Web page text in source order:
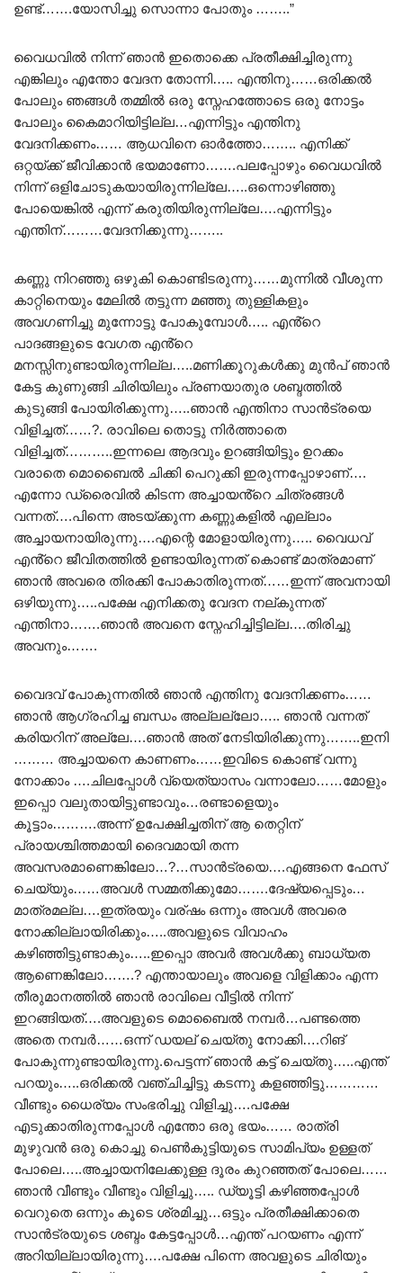
ഉണ്ട്…….യോസിച്ചു സൊന്നാ പോതും ……..”
വൈധവിൽ നിന്ന് ഞാൻ ഇതൊക്കെ പ്രതീക്ഷിച്ചിരുന്നു
എങ്കിലും എന്തോ വേദന തോന്നി….. എന്തിനു……ഒരിക്കൽ
പോലും ഞങ്ങൾ തമ്മിൽ ഒരു സ്നേഹത്തോടെ ഒരു നോട്ടം
പോലും കൈമാറിയിട്ടില്ല…എന്നിട്ടും എന്തിനു
വേദനിക്കണം…… ആധവിനെ ഓർത്തോ…….. എനിക്ക്
ഒറ്റയ്ക്ക് ജീവിക്കാൻ ഭയമാണോ…….പലപ്പോഴും വൈധവിൽ
നിന്ന് ഒളിചോടുകയായിരുന്നില്ലേ…..ഒന്നൊഴിഞ്ഞു
പോയെങ്കിൽ എന്ന് കരുതിയിരുന്നില്ലേ….എന്നിട്ടും
എന്തിന്………വേദനിക്കുന്നു……..
കണ്ണു നിറഞ്ഞു ഒഴുകി കൊണ്ടിടരുന്നു……മുന്നിൽ വീശുന്ന
കാറ്റിനെയും മേലിൽ തട്ടുന്ന മഞ്ഞു തുള്ളികളും
അവഗണിച്ചു മുന്നോട്ടു പോകുമ്പോൾ….. എൻ്റെ
പാദങ്ങളുടെ വേഗത എൻ്റെ
മനസ്സിനുണ്ടായിരുന്നില്ല…..മണിക്കൂറുകൾക്കു മുൻപ് ഞാൻ
കേട്ട കുണുങ്ങി ചിരിയിലും പ്രണയാതുര ശബ്ദത്തിൽ
കുടുങ്ങി പോയിരിക്കുന്നു…..ഞാൻ എന്തിനാ സാൻട്രയെ
വിളിച്ചത്……?. രാവിലെ തൊട്ടു നിർത്താതെ
വിളിച്ചത്………..ഇന്നലെ ആദവും ഉറങ്ങിയിട്ടും ഉറക്കം
വരാതെ മൊബൈൽ ചിക്കി പെറുക്കി ഇരുന്നപ്പോഴാണ്….
എന്നോ ഡ്രൈവിൽ കിടന്ന അച്ചായൻ്റെ ചിത്രങ്ങൾ
വന്നത്….പിന്നെ അടയ്ക്കുന്ന കണ്ണുകളിൽ എല്ലാം
അച്ചായനായിരുന്നു….എന്റെ മോളായിരുന്നു….. വൈധവ്
എൻ്റെ ജീവിതത്തിൽ ഉണ്ടായിരുന്നത് കൊണ്ട് മാത്രമാണ്
ഞാൻ അവരെ തിരക്കി പോകാതിരുന്നത്……ഇന്ന് അവനായി
ഒഴിയുന്നു…..പക്ഷേ എനിക്കതു വേദന നല്കുന്നത്
എന്തിനാ…….ഞാൻ അവനെ സ്നേഹിച്ചിട്ടില്ല….തിരിച്ചു
അവനും…….
വൈദവ് പോകുന്നതിൽ ഞാൻ എന്തിനു വേദനിക്കണം……
ഞാൻ ആഗ്രഹിച്ച ബന്ധം അല്ലല്ലോ….. ഞാൻ വന്നത്
കരിയറിന് അല്ലേ….ഞാൻ അത് നേടിയിരിക്കുന്നു……..ഇനി
……… അച്ചായനെ കാണണം……ഇവിടെ കൊണ്ട് വന്നു
നോക്കാം ….ചിലപ്പോൾ വ്യെത്യാസം വന്നാലോ……മോളും
ഇപ്പൊ വലുതായിട്ടുണ്ടാവും…രണ്ടാളെയും
കൂട്ടാം……….അന്ന് ഉപേക്ഷിച്ചതിന് ആ തെറ്റിന്
പ്രായശ്ചിത്തമായി ദൈവമായി തന്ന
അവസരമാണെങ്കിലോ…?…സാൻട്രയെ….എങ്ങനെ ഫേസ്
ചെയ്യും……അവൾ സമ്മതിക്കുമോ…….ദേഷ്യപ്പെടും…
മാത്രമല്ല….ഇത്രയും വര്ഷം ഒന്നും അവൾ അവരെ
നോക്കില്ലായിരിക്കും…..അവളുടെ വിവാഹം
കഴിഞ്ഞിട്ടുണ്ടാകും…..ഇപ്പൊ അവർ അവൾക്കു ബാധ്യത
ആണെങ്കിലോ…….? എന്തായാലും അവളെ വിളിക്കാം എന്ന
തീരുമാനത്തിൽ ഞാൻ രാവിലെ വീട്ടിൽ നിന്ന്
ഇറങ്ങിയത്….അവളുടെ മൊബൈൽ നമ്പർ…പണ്ടത്തെ
അതെ നമ്പർ……ഒന്ന് ഡയല് ചെയ്തു നോക്കി….റിങ്
പോകുന്നുണ്ടായിരുന്നു.പെട്ടന്ന് ഞാൻ കട്ട് ചെയ്തു…..എന്ത്
പറയും…..ഒരിക്കൽ വഞ്ചിച്ചിട്ടു കടന്നു കളഞ്ഞിട്ടു…………
വീണ്ടും ധൈര്യം സംഭരിച്ചു വിളിച്ചു….പക്ഷേ
എടുക്കാതിരുന്നപ്പോൾ എന്തോ ഒരു ഭയം…… രാത്രി
മുഴുവൻ ഒരു കൊച്ചു പെൺകുട്ടിയുടെ സാമിപ്യം ഉള്ളത്
പോലെ…..അച്ചായനിലേക്കുള്ള ദൂരം കുറഞ്ഞത് പോലെ……
ഞാൻ വീണ്ടും വീണ്ടും വിളിച്ചു….. ഡ്യൂട്ടി കഴിഞ്ഞപ്പോൾ
വെറുതെ ഒന്നും കൂടെ ശ്രമിച്ചു…ഒട്ടും പ്രതീക്ഷിക്കാതെ
സാൻട്രയുടെ ശബ്ദം കേട്ടപ്പോൾ…എന്ത് പറയണം എന്ന്
അറിയില്ലായിരുന്നു….പക്ഷേ പിന്നെ അവളുടെ ചിരിയും